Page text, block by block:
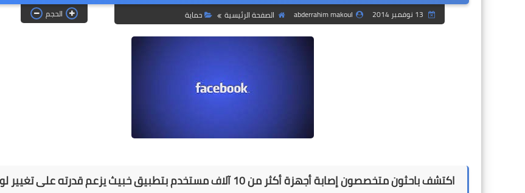
abderrahim makoul الصفحة الرئيسية حماية الحجم
اكتشف باحثون متخصصون إصابة أجهزة أكثر من 10 آلاف مستخدم بتطبيق خبيث يزعم قدرته على